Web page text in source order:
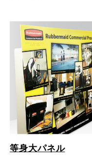
- 映像・動画制作
- ぎぞらーず
- デザイン
- 販促グッズ
- 企業情報TOP
- ごあいさつ
- 会社概要
- 設備一覧・沿革
実績紹介
- 実績紹介TOP
- すべての実績
- 映像・動画制作
お問い合わせ・資料DL
- お問い合わせTOP
- お問い合わせ
わたしたちについて
等身大パネル